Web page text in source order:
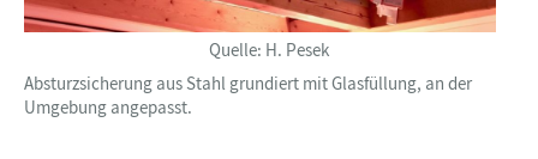
Quelle: H. Pesek
Absturzsicherung aus Stahl grundiert mit Glasfüllung, an der
Umgebung angepasst.